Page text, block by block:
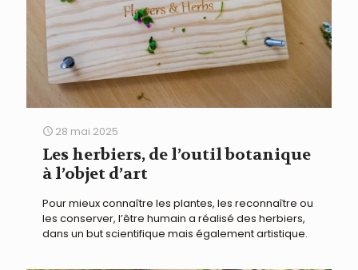
28 mai 2025
Les herbiers, de l’outil botanique
à l’objet d’art
Pour mieux connaître les plantes, les reconnaître ou
les conserver, l’être humain a réalisé des herbiers,
dans un but scientifique mais également artistique.